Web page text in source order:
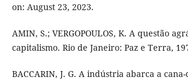
on: August 23, 2023.
AMIN, S.; VERGOPOULOS, K. A questão
capitalismo. Rio de Janeiro: Paz e Terra,
BACCARIN, J. G. A indústria abarca a